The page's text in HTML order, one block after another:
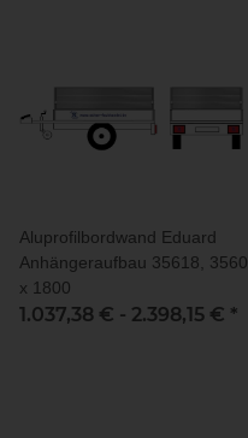
Aluprofilbordwand Eduard
Anhängeraufbau 35618, 3560
x 1800
1.037,38 € - 2.398,15 € *